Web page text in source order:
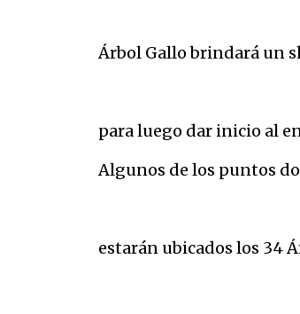
Árbol Gallo brindará un
para luego dar inicio al
Algunos de los puntos
estarán ubicados los 34